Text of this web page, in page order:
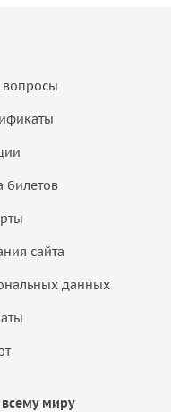
вопросы
билетов
сайта
данных
всему миру